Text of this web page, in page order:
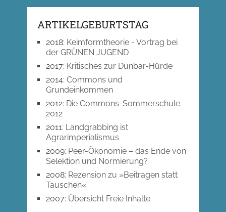
ARTIKELGEBURTSTAG
2018: Keimformtheorie - Vortrag bei
der GRÜNEN JUGEND
2017: Kritisches zur Dunbar-Hürde
2014: Commons und
Grundeinkommen
2012: Die Commons-Sommerschule
2012
2011: Landgrabbing ist
Agrarimperialismus
2009: Peer-Ökonomie – das Ende von
Selektion und Normierung?
2008: Rezension zu »Beitragen statt
Tauschen«
2007: Übersicht Freie Inhalte